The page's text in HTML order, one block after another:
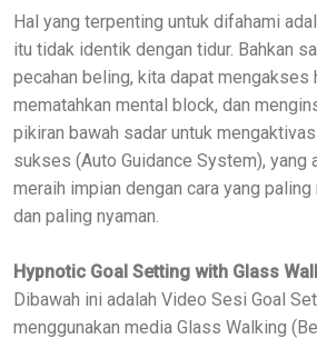
Hal yang terpenting untuk difahami
itu tidak identik dengan tidur. Bahkan
pecahan beling, kita dapat mengakses
mematahkan mental block, dan
pikiran bawah sadar untuk
sukses (Auto Guidance System), yang
meraih impian dengan cara yang paling
dan paling nyaman.
Hypnotic Goal Setting with Glass
Dibawah ini adalah Video Sesi Goal
menggunakan media Glass Walking